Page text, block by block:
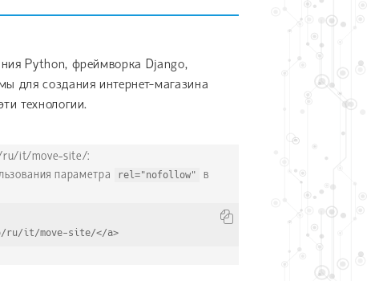
Python, фреймворка Django,
для создания интернет-магазина
технологии.
ru/it/move-site/:
параметра
rel="nofollow"
в
ru/it/move-site/</a>